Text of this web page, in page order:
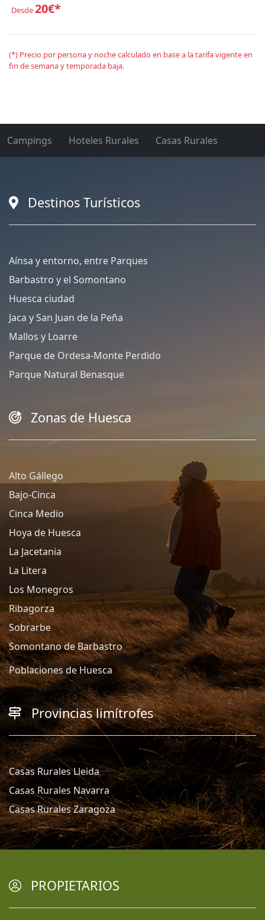
Desde20€*
(*) Precio por persona y noche calculado en base a la tarifa vigente en
fin de semana y temporada baja.
Campings Hoteles Rurales Casas Rurales
Destinos Turísticos
Aínsa y entorno, entre Parques
Barbastro y el Somontano
Huesca ciudad
Jaca y San Juan de la Peña
Mallos y Loarre
Parque de Ordesa-Monte Perdido
Parque Natural Benasque
Zonas de Huesca
Alto Gállego
Bajo-Cinca
Cinca Medio
Hoya de Huesca
La Jacetania
La Litera
Los Monegros
Ribagorza
Sobrarbe
Somontano de Barbastro
Poblaciones de Huesca
Provincias limítrofes
Casas Rurales Lleida
Casas Rurales Navarra
Casas Rurales Zaragoza
PROPIETARIOS